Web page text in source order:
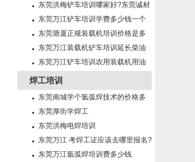
东莞洪梅铲车培训哪家好?东莞诚材
培训学校！
东莞万江铲车培训学费多少钱一个
月？
东莞塘厦正规装载机培训价格是多
少钱一个月？
东莞万江装载机铲车培训延长柴油
机机油使用期的方法有那些？
东莞万江铲车培训农用装载机用油
及润滑注意事项
焊工培训
东莞南城学个氩弧焊技术的价格多
少？
东莞厚街学焊工
东莞洪梅电焊培训
东莞万江 考焊工证应该去哪里报名?
东莞万江氩弧焊培训费多少钱